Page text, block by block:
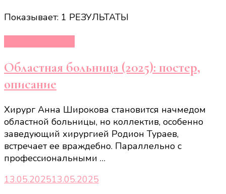
Показывает: 1 РЕЗУЛЬТАТЫ
Областная больница (2025): постер,
описание
Хирург Анна Широкова становится начмедом
областной больницы, но коллектив, особенно
заведующий хирургией Родион Тураев,
встречает ее враждебно. Параллельно с
профессиональными …
13.05.202513.05.2025